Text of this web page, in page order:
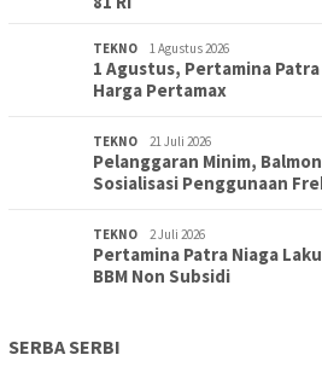
TEKNO 1 Agustus 2026
1 Agustus, Pertamina
Harga Pertamax
TEKNO 21 Juli 2026
Pelanggaran Minim,
Sosialisasi Penggunaan
TEKNO 2 Juli 2026
Pertamina Patra Niaga
BBM Non Subsidi
SERBA SERBI